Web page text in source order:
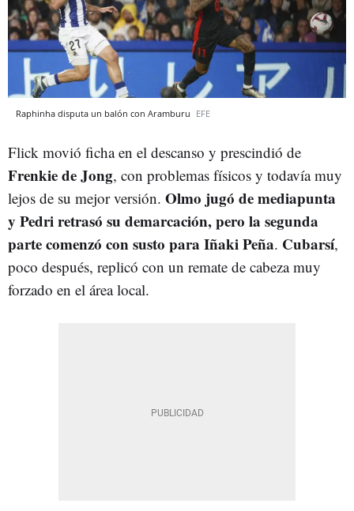
Raphinha disputa un balón con Aramburu EFE
Flick movió ficha en el descanso y prescindió de
Frenkie de Jong, con problemas físicos y todavía muy
lejos de su mejor versión. Olmo jugó de mediapunta
y Pedri retrasó su demarcación, pero la segunda
parte comenzó con susto para Iñaki Peña. Cubarsí,
poco después, replicó con un remate de cabeza muy
forzado en el área local.